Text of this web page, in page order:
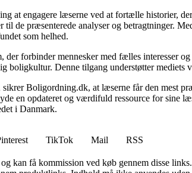
at engagere læserne ved at fortælle historier,
de præsenterede analyser og betragtninger.
som helhed.
forbinder mennesker med fælles interesser
boligkultur. Denne tilgang understøtter
Boligordning.dk, at læserne får den mest
en opdateret og værdifuld ressource for
i Danmark.
TikTok Mail
RSS
kan få kommission ved køb gennem disse links.